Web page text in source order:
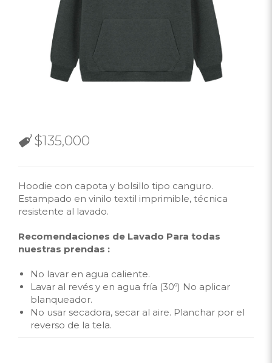
$135,000
Hoodie con capota y bolsillo tipo canguro.
Estampado en vinilo textil imprimible, técnica
resistente al lavado.
Recomendaciones de Lavado Para todas
nuestras prendas :
No lavar en agua caliente.
Lavar al revés y en agua fría (30º) No aplicar
blanqueador.
No usar secadora, secar al aire. Planchar por el
reverso de la tela.